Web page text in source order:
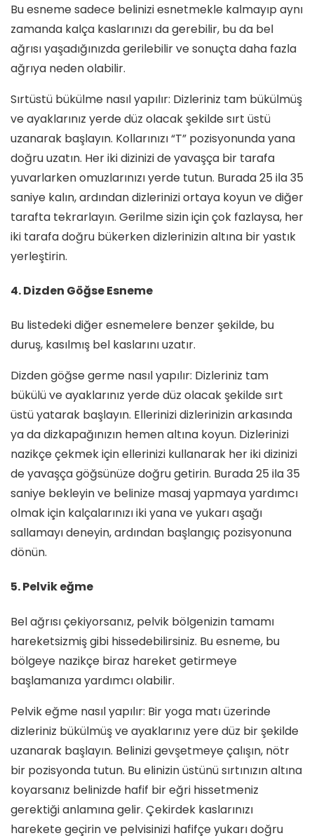
Bu esneme sadece belinizi esnetmekle kalmayıp aynı
zamanda kalça kaslarınızı da gerebilir, bu da bel
ağrısı yaşadığınızda gerilebilir ve sonuçta daha fazla
ağrıya neden olabilir.
Sırtüstü bükülme nasıl yapılır: Dizleriniz tam bükülmüş
ve ayaklarınız yerde düz olacak şekilde sırt üstü
uzanarak başlayın. Kollarınızı “T” pozisyonunda yana
doğru uzatın. Her iki dizinizi de yavaşça bir tarafa
yuvarlarken omuzlarınızı yerde tutun. Burada 25 ila 35
saniye kalın, ardından dizlerinizi ortaya koyun ve diğer
tarafta tekrarlayın. Gerilme sizin için çok fazlaysa, her
iki tarafa doğru bükerken dizlerinizin altına bir yastık
yerleştirin.
4. Dizden Göğse Esneme
Bu listedeki diğer esnemelere benzer şekilde, bu
duruş, kasılmış bel kaslarını uzatır.
Dizden göğse germe nasıl yapılır: Dizleriniz tam
bükülü ve ayaklarınız yerde düz olacak şekilde sırt
üstü yatarak başlayın. Ellerinizi dizlerinizin arkasında
ya da dizkapağınızın hemen altına koyun. Dizlerinizi
nazikçe çekmek için ellerinizi kullanarak her iki dizinizi
de yavaşça göğsünüze doğru getirin. Burada 25 ila 35
saniye bekleyin ve belinize masaj yapmaya yardımcı
olmak için kalçalarınızı iki yana ve yukarı aşağı
sallamayı deneyin, ardından başlangıç ​​pozisyonuna
dönün.
5. Pelvik eğme
Bel ağrısı çekiyorsanız, pelvik bölgenizin tamamı
hareketsizmiş gibi hissedebilirsiniz. Bu esneme, bu
bölgeye nazikçe biraz hareket getirmeye
başlamanıza yardımcı olabilir.
Pelvik eğme nasıl yapılır: Bir yoga matı üzerinde
dizleriniz bükülmüş ve ayaklarınız yere düz bir şekilde
uzanarak başlayın. Belinizi gevşetmeye çalışın, nötr
bir pozisyonda tutun. Bu elinizin üstünü sırtınızın altına
koyarsanız belinizde hafif bir eğri hissetmeniz
gerektiği anlamına gelir. Çekirdek kaslarınızı
harekete geçirin ve pelvisinizi hafifçe yukarı doğru